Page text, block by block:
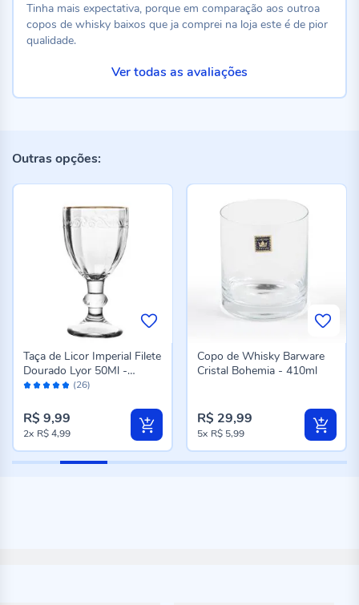
Tinha mais expectativa, porque em comparação aos outroa
copos de whisky baixos que ja comprei na loja este é de pior
qualidade.
Ver todas as avaliações
Outras opções:
Avaliação: (26)
Taça de Licor Imperial Filete
Dourado Lyor 50Ml -
Transparente
R$ 9,99
2x R$ 4,99
Copo de Whisky Barware
Cristal Bohemia - 410ml
R$ 29,99
5x R$ 5,99